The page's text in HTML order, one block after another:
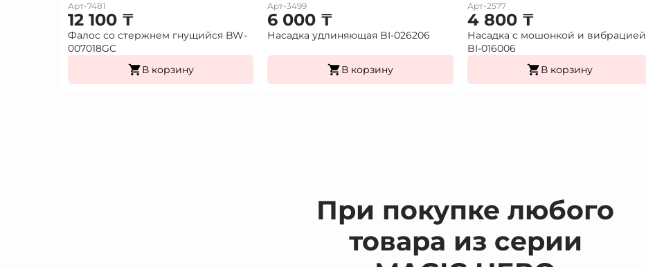
Арт-7481
12 100 ₸
Фалос со стержнем гнущийся BW-
007018GС
В корзину
Арт-3499
6 000 ₸
Насадка удлиняющая BI-026206
В корзину
Арт-2577
4 800 ₸
Насадка с мошонкой и вибрацией
BI-016006
В корзину
При покупке любого
товара из серии